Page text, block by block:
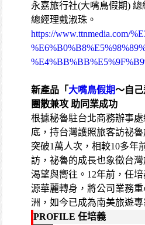
永嘉旅行社(大嘴鳥假期) 總
總經理戴淑珠。
https://www.ttnmedia.com/
新產品「 大嘴鳥假期～自
團散兼攻 助同業成功
根據秘魯駐台北商務辦事
底，持台灣護照旅客訪祕
突破1萬人次，相較10多年
訪，祕魯的成長也象徵台
渴望與嚮往。12年前，任
源華麗轉身，將公司業務
洲，如今已成為南美旅遊專
PROFILE 任培義